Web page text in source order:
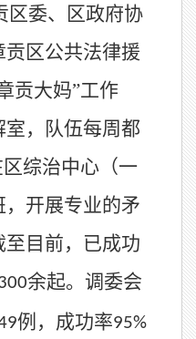
区委、区政府协
区公共法律援
贡大妈”工作
，队伍每周都
综治中心（一
开展专业的矛
目前，已成功
余起。调委会
例，成功率95%